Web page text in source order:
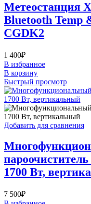
Метеостанция
Bluetooth Temp
CGDK2
1 400₽
В избранное
В корзину
Быстрый просмотр
Добавить для сравнения
1700 Вт,
7 500₽